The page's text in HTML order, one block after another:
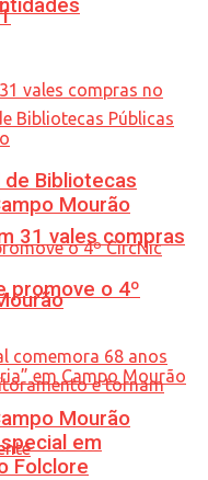
31 vales compras
Bibliotecas
Mourão
promove o 4º
Mourão
em
Folclore